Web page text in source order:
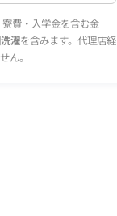
費・入学金を含む金
濯を含みます。代理店経
ん。